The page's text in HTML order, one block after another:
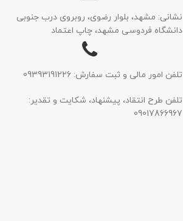
نشانی: مشهد، بلوار رضوی، روبروی درب جنوبی
دانشگاه فردوسی مشهد، چاپ اعتماد
تلفن امور مالی و ثبت سفارش: 09393191226
تلفن طرح انتقاد، پیشنهاد، شکایت و تقدیر:
09017866967